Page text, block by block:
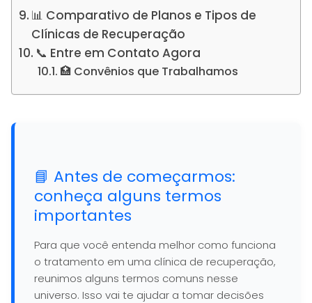
📊 Comparativo de Planos e Tipos de
Clínicas de Recuperação
📞 Entre em Contato Agora
🏥 Convênios que Trabalhamos
📘 Antes de começarmos:
conheça alguns termos
importantes
Para que você entenda melhor como funciona
o tratamento em uma clínica de recuperação,
reunimos alguns termos comuns nesse
universo. Isso vai te ajudar a tomar decisões